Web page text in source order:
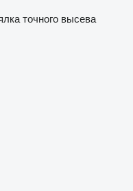
точного высева